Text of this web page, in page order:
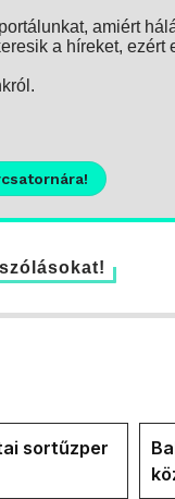
amiért
a híreket, ezért
sortűzper